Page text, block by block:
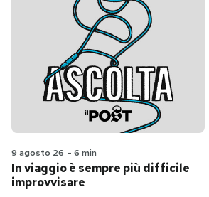
9 agosto 26 - 6 min
In viaggio è sempre più difficile
improvvisare